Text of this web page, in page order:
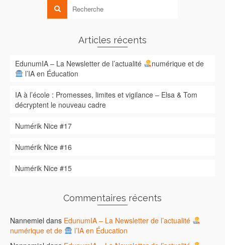
Articles récents
EdunumIA – La Newsletter de l’actualité
numérique et de
l’IA en Éducation
IA à l’école : Promesses, limites et vigilance – Elsa & Tom
décryptent le nouveau cadre
Numérik Nice #17
Numérik Nice #16
Numérik Nice #15
Commentaires récents
Nannemiel dans EdunumIA – La Newsletter de l’actualité
numérique et de
l’IA en Éducation